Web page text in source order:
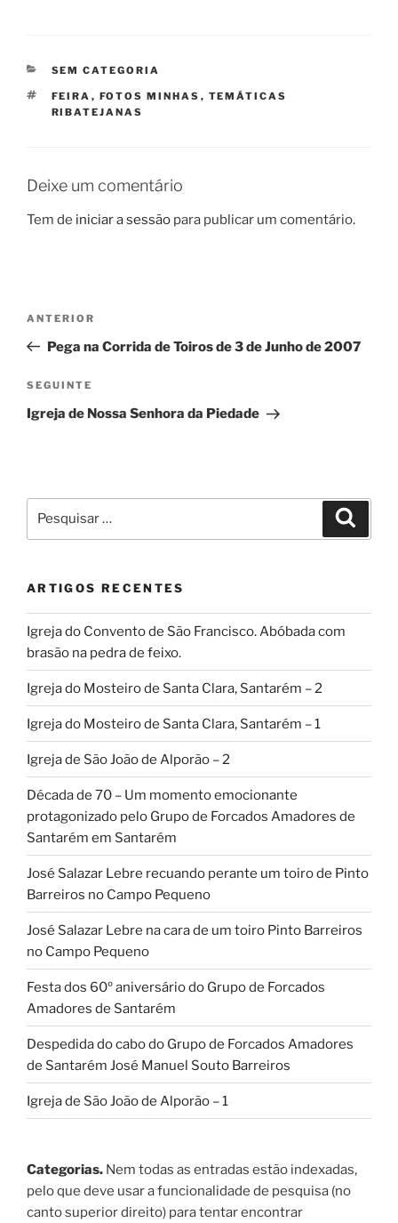
CATEGORIAS
SEM CATEGORIA
ETIQUETAS
FEIRA , FOTOS MINHAS , TEMÁTICAS
RIBATEJANAS
Deixe um comentário
Tem de iniciar a sessão para publicar um comentário.
artigos
Conteúdo
anterior
ANTERIOR
Pega na Corrida de Toiros de 3 de Junho de 2007
Conteúdo
seguinte
SEGUINTE
Igreja de Nossa Senhora da Piedade
por:
ARTIGOS RECENTES
Igreja do Convento de São Francisco. Abóbada com
brasão na pedra de feixo.
Igreja do Mosteiro de Santa Clara, Santarém – 2
Igreja do Mosteiro de Santa Clara, Santarém – 1
Igreja de São João de Alporão – 2
Década de 70 – Um momento emocionante
protagonizado pelo Grupo de Forcados Amadores de
Santarém em Santarém
José Salazar Lebre recuando perante um toiro de Pinto
Barreiros no Campo Pequeno
José Salazar Lebre na cara de um toiro Pinto Barreiros
no Campo Pequeno
Festa dos 60º aniversário do Grupo de Forcados
Amadores de Santarém
Despedida do cabo do Grupo de Forcados Amadores
de Santarém José Manuel Souto Barreiros
Igreja de São João de Alporão – 1
Categorias. Nem todas as entradas estão indexadas,
pelo que deve usar a funcionalidade de pesquisa (no
canto superior direito) para tentar encontrar